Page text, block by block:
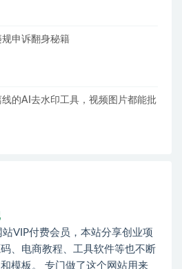
规申诉翻身秘籍
线的AI去水印工具，视频图片都能批
VIP付费会员，本站分享创业项
、电商教程、工具软件等也不断
模板。 专门做了这个网站用来